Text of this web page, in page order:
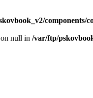
components/
null in /var/ftp/